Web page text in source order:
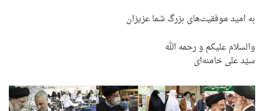
به امید موفقیت‌های بزرگ شما عزیزان
والسلام علیکم و رحمه الله
سیّد علی خامنه‌ای